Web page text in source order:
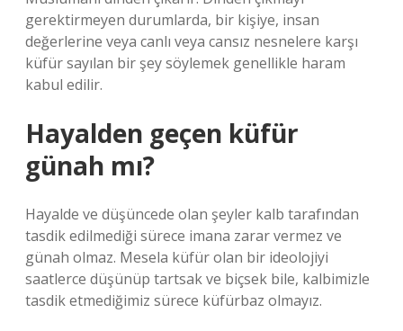
gerektirmeyen durumlarda, bir kişiye, insan
değerlerine veya canlı veya cansız nesnelere karşı
küfür sayılan bir şey söylemek genellikle haram
kabul edilir.
Hayalden geçen küfür
günah mı?
Hayalde ve düşüncede olan şeyler kalb tarafından
tasdik edilmediği sürece imana zarar vermez ve
günah olmaz. Mesela küfür olan bir ideolojiyi
saatlerce düşünüp tartsak ve biçsek bile, kalbimizle
tasdik etmediğimiz sürece küfürbaz olmayız.